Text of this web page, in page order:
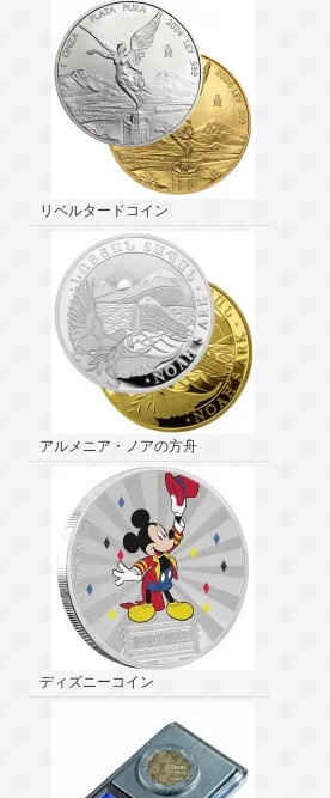
リベルタードコイン
アルメニア・ノアの方舟
ディズニーコイン